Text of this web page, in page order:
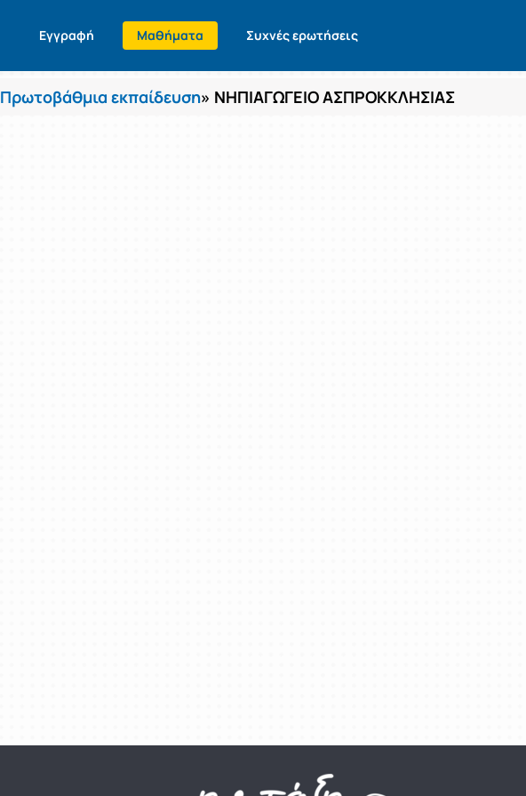
Εγγραφή Μαθήματα Συχνές ερωτήσεις
Πρωτοβάθμια εκπαίδευση» ΝΗΠΙΑΓΩΓΕΙΟ ΑΣΠΡΟΚΚΛΗΣΙΑΣ